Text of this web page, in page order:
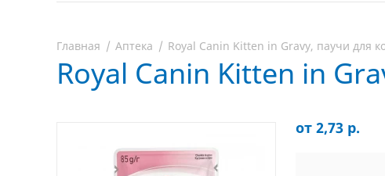
Главная Аптека Royal Canin Kitten in Gravy, паучи для
Royal Canin Kitten in
от 2,73 р.